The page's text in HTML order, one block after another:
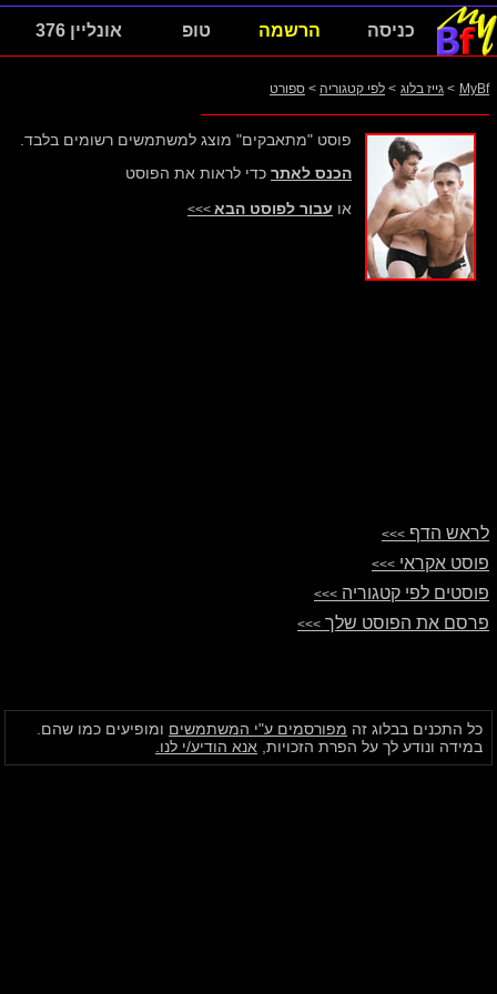
כניסה הרשמה טופ אונליין 376
MyBf
> גייז בלוג > לפי קטגוריה > ספורט
פוסט "מתאבקים" מוצג למשתמשים רשומים בלבד.
הכנס לאתר כדי לראות את הפוסט
או עבור לפוסט הבא >>>
לראש הדף >>>
פוסט אקראי >>>
פוסטים לפי קטגוריה >>>
פרסם את הפוסט שלך >>>
כל התכנים בבלוג זה מפורסמים ע"י המשתמשים ומופיעים כמו שהם.
במידה ונודע לך על הפרת הזכויות, אנא הודיע/י לנו.